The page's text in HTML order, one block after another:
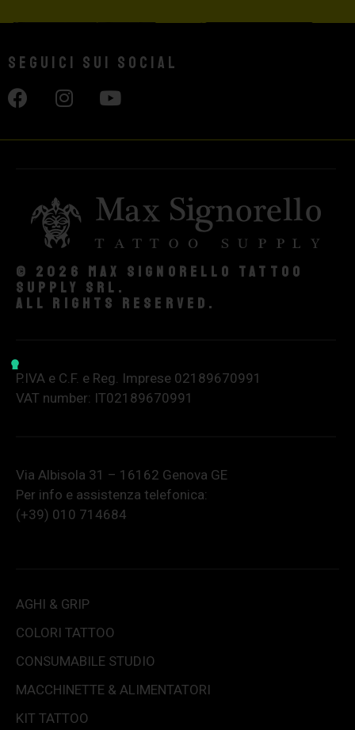
Seguici sui social
© 2026 Max Signorello Tattoo
supply srl.
All rights reserved.
P.IVA e C.F. e Reg. Imprese 02189670991
VAT number: IT02189670991
Via Albisola 31 – 16162 Genova GE
Per info e assistenza telefonica:
(+39) 010 714684
AGHI & GRIP
COLORI TATTOO
CONSUMABILE STUDIO
MACCHINETTE & ALIMENTATORI
KIT TATTOO